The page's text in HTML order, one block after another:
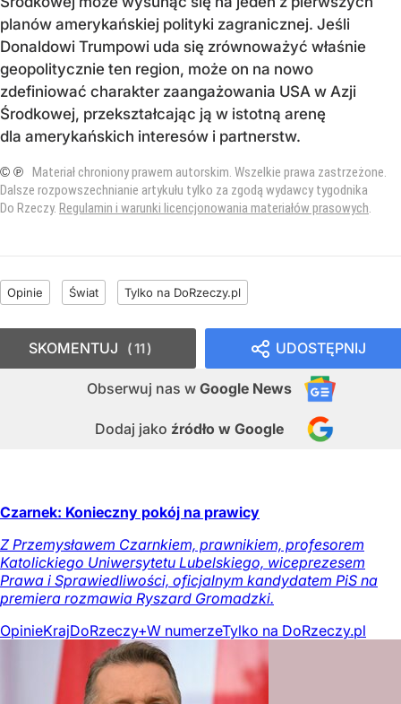
planów amerykańskiej polityki zagranicznej. Jeśli
Donaldowi Trumpowi uda się zrównoważyć właśnie
geopolitycznie ten region, może on na nowo
zdefiniować charakter zaangażowania USA w Azji
Środkowej, przekształcając ją w istotną arenę
dla amerykańskich interesów i partnerstw.
© ℗ Materiał chroniony prawem autorskim. Wszelkie prawa zastrzeżone.
Dalsze rozpowszechnianie artykułu tylko za zgodą wydawcy tygodnika
Do Rzeczy. Regulamin i warunki licencjonowania materiałów prasowych.
Opinie Świat Tylko na DoRzeczy.pl
UDOSTĘPNIJ
Obserwuj nas w Google News
Dodaj jako źródło w Google
SKOMENTUJ 11
Czarnek: Konieczny pokój na prawicy
Z Przemysławem Czarnkiem, prawnikiem, profesorem
Katolickiego Uniwersytetu Lubelskiego, wiceprezesem
Prawa i Sprawiedliwości, oficjalnym kandydatem PiS na
premiera rozmawia Ryszard Gromadzki.
OpinieKrajDoRzeczy+W numerzeTylko na DoRzeczy.pl